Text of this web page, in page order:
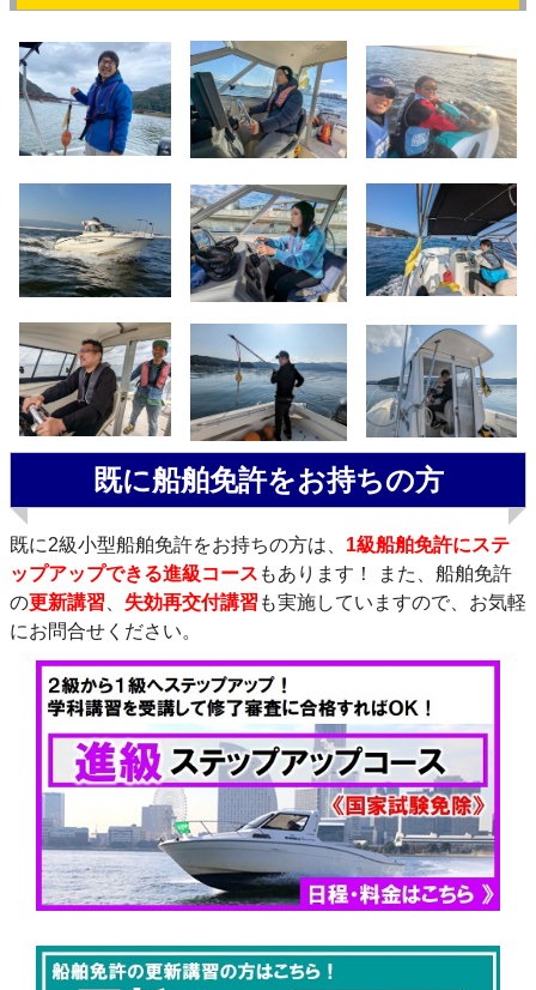
既に船舶免許をお持ちの方
既に2級小型船舶免許をお持ちの方は、 1級船舶免許にステ
ップアップできる進級コース もあります！ また、船舶免許
の更新講習 失効再交付講習 も実施していますので、お気軽
にお問合せください。